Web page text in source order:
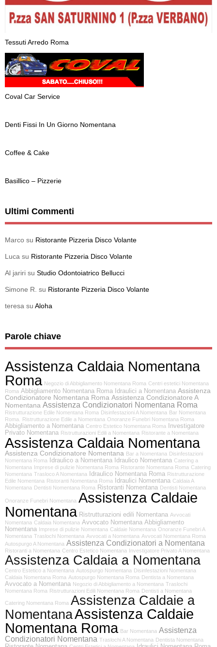
Tessuti Arredo Roma
Coval Car Service
Denti Fissi In Un Giorno Nomentana
Coffee & Cake
Basillico – Pizzerie
Ultimi Commenti
Marco su Ristorante Pizzeria Disco Volante
Luca su Ristorante Pizzeria Disco Volante
Al jariri su Studio Odontoiatrico Bellucci
Simone R. su Ristorante Pizzeria Disco Volante
teresa su Aloha
Parole chiave
Assistenza Caldaia Nomentana
Roma Negozio di Abbigliamento Nomentana Roma Centri estetici Nomentana
Roma Abbigliamento Nomentana Roma Idraulici a Nomentana Assistenza
Condizionatore Nomentana Roma Assistenza Condizionatore A
Nomentana Assistenza Condizionatori Nomentana Roma
Ristrutturazione Edile Nomentana Roma Disinfestazioni A Nomentana Bar Nomentana
Roma.
Ristrutturazione Edile a Nomentana Onoranze Funebri Nomentana Roma
Abbigliamento a Nomentana Centro Estetico Nomentana Roma
Investigatore
Privato Nomentana Ristrutturazioni Edili a Nomentana Ristorante a Nomentana
Assistenza Caldaia Nomentana
Assistenza Condizionatore Nomentana Bar a Nomentana Disinfestazioni
Nomentana Roma
Idraulico a Nomentana Idraulico Nomentana Catering a
Nomentana Imprese di pulizie Nomentana Roma Ristorante Nomentana Roma Catering
Nomentana Trasloco A Nomentana Idraulico Nomentana Roma Ristrutturazione
Edile Nomentana Ristoranti Nomentana Roma Idraulici Nomentana Caldaia A
Nomentana Dentisti Nomentana Roma Ristoranti Nomentana Dentisti Nomentana
Onoranze Funebri Nomentana Assistenza Caldaie
Nomentana Ristrutturazioni edili Nomentana Avvocati
Nomentana Caldaia Nomentana Avvocato Nomentana Abbigliamento
Nomentana Imprese di pulizie Nomentana Caldaie Nomentana Onoranze Funebri A
Nomentana Traslochi Nomentana Avvocati a Nomentana Avvocati Nomentana Roma
Autospurgo A Nomentana Assistenza Condizionatori a Nomentana
Ristoranti a Nomentana Centro Estetico Nomentana Investigatore Privato A Nomentana
Assistenza Caldaia a Nomentana
Centro Estetico a Nomentana Autospurgo Nomentana Disinfestazioni Nomentana
Caldaia Nomentana Roma Autospurgo Nomentana Roma Dentista a Nomentana
Avvocato a Nomentana Negozio di Abbigliamento a Nomentana Traslochi
Nomentana Roma Ristrutturazioni Edili Nomentana Roma Dentisti a Nomentana
Catering Nomentana Roma Assistenza Caldaie a
NomentanaAssistenza Caldaie
Nomentana Roma Bar Nomentana Assistenza
Condizionatori Nomentana Traslochi A Nomentana Dentista Nomentana